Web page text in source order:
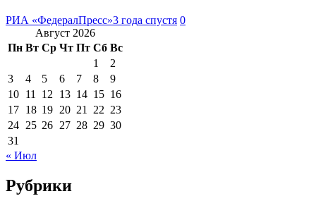
РИА «ФедералПресс»3 года спустя 0
Август 2026
Пн Вт Ср Чт Пт Сб Вс
1
2
3
4 5 6 7 8
9
10 11 12 13 14 15 16
17 18 19 20 21 22 23
24 25 26 27 28 29 30
31
« Июл
Рубрики